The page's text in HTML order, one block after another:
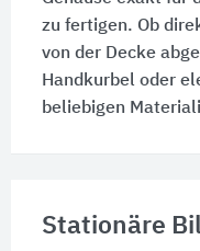
zu fertigen. Ob
von der Decke
Handkurbel oder
beliebigen
Stationäre